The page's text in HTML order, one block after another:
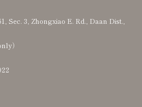
Sec. 3, Zhongxiao E. Rd., Daan Dist.,
）